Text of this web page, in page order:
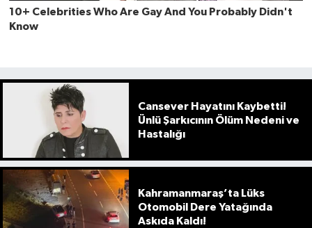
Cansever Hayatını Kaybetti!
Ünlü Şarkıcının Ölüm Nedeni ve
Hastalığı
Kahramanmaraş’ta Lüks
Otomobil Dere Yatağında
Askıda Kaldı!